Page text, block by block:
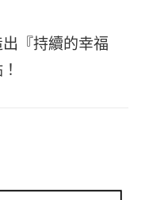
『持續的幸福